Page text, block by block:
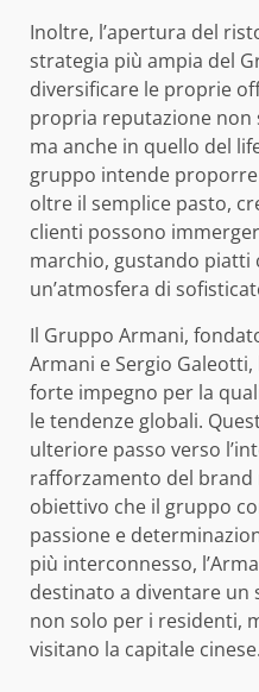
Inoltre, l’apertura del
strategia più ampia del
diversificare le proprie
propria reputazione non
ma anche in quello del
gruppo intende proporre
oltre il semplice pasto,
clienti possono
marchio, gustando piatti
un’atmosfera di
Il Gruppo Armani,
Armani e Sergio
forte impegno per la
le tendenze globali.
ulteriore passo verso
rafforzamento del brand
obiettivo che il gruppo
passione e
più interconnesso,
destinato a diventare un
non solo per i residenti,
visitano la capitale cinese.